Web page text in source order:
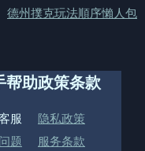
德州撲克玩法順序懶人包
帮助
服
题
政策条款
隐私政策
服务条款